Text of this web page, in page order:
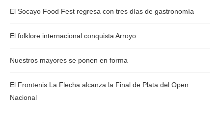
El Socayo Food Fest regresa con tres días de gastronomía
El folklore internacional conquista Arroyo
Nuestros mayores se ponen en forma
El Frontenis La Flecha alcanza la Final de Plata del Open
Nacional